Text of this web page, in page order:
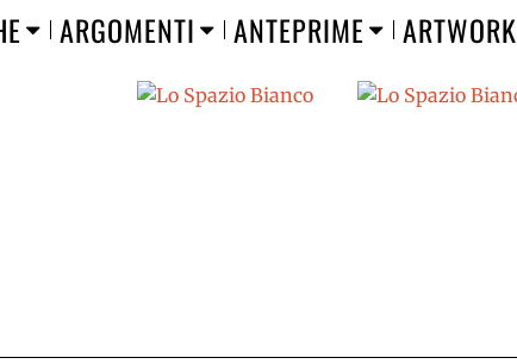
ARGOMENTI ANTEPRIME ARTWORK